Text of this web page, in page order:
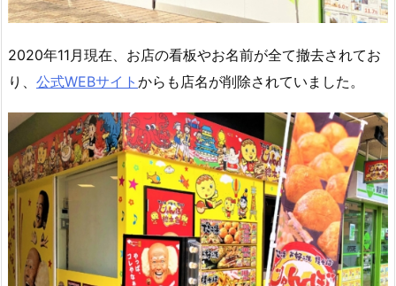
2020年11月現在、お店の看板やお名前が全て撤去されてお
り、 公式WEBサイト からも店名が削除されていました。